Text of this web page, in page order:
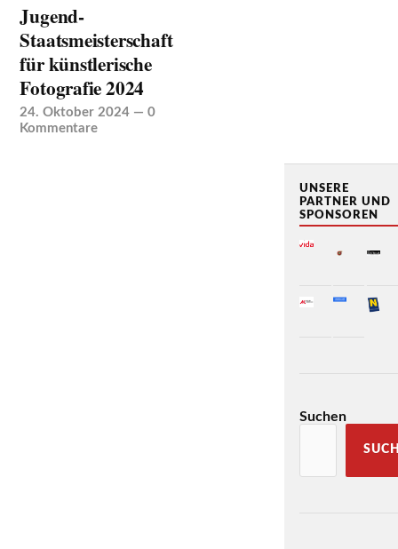
Jugend-
Staatsmeisterschaft
für künstlerische
Fotografie 2024
24. Oktober 2024 —0
Kommentare
UNSERE
PARTNER UND
SPONSOREN
Suchen